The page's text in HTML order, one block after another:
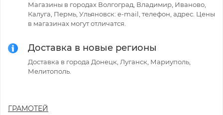
Магазины в городах Волгоград, Владимир, Иваново,
Калуга, Пермь, Ульяновск: e-mail, телефон, адрес. Цены
в магазинах могут отличатся.
Доставка в новые регионы
Доставка в города Донецк, Луганск, Мариуполь,
Мелитополь.
ГРАМОТЕЙ